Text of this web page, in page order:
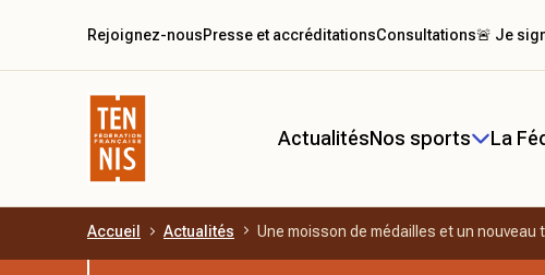
Aller au contenu principal
ActualitésNos sports La
Rejoignez-nousPresse et accréditationsConsultations🚨 Je
Accueil Actualités Une moisson de médailles et un nouveau